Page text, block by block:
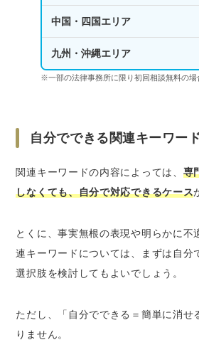
中国・四国エリア
九州・沖縄エリア
※一部の法律事務所に限り初回相談無料の場
自分でできる関連キーワー
関連キーワードの内容によっては、 専
しなくても、自分で対応できるケース
とくに、事実無根の表現や明らかに不
連キーワードについては、まずは自分
選択肢を検討してもよいでしょう。
ただし、「自分でできる＝簡単に消せ
りません。